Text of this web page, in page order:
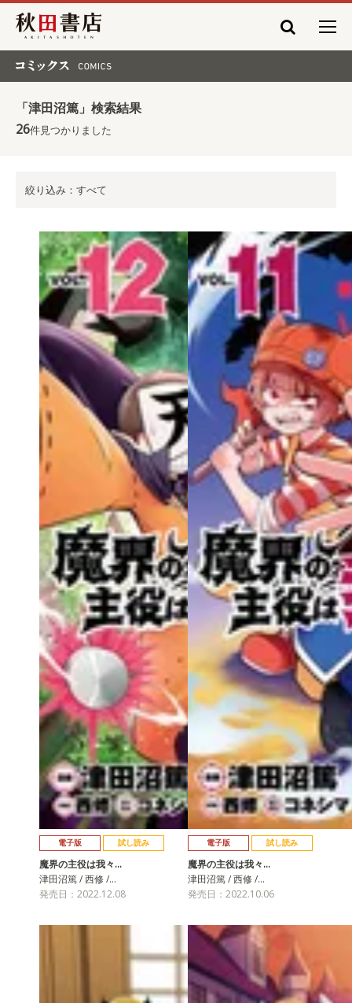
秋田書店
「津田沼篤」検索結果
26件見つかりました
絞り込み：すべて
電子版 試し読み
魔界の主役は我々…
津田沼篤 / 西修 /…
発売日：2022.12.08
電子版 試し読み
魔界の主役は我々…
津田沼篤 / 西修 /…
発売日：2022.10.06